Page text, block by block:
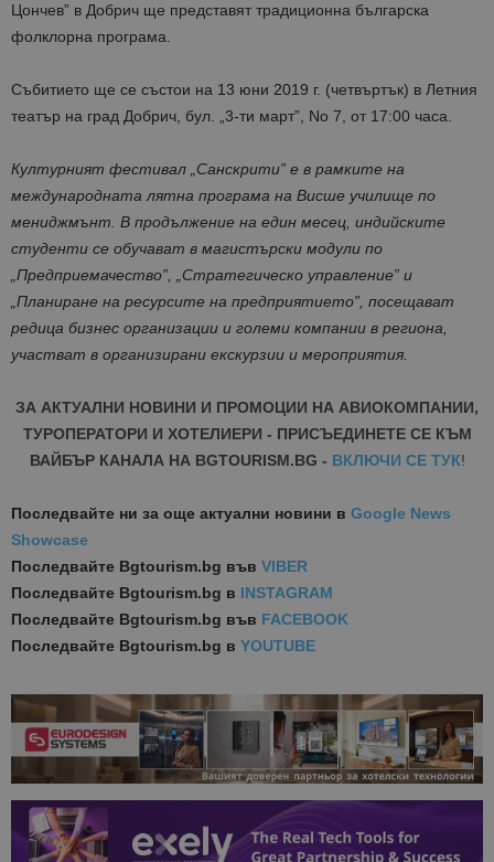
Цончев” в Добрич ще представят традиционна българска
фолклорна програма.
Събитието ще се състои на 13 юни 2019 г. (четвъртък) в Летния
театър на град Добрич, бул. „3-ти март”, No 7, от 17:00 часа.
Културният фестивал „Санскрити” е в рамките на
международната лятна програма на Висше училище по
мениджмънт. В продължение на един месец, индийските
студенти се обучават в магистърски модули по
„Предприемачество”, „Стратегическо управление” и
„Планиране на ресурсите на предприятието”, посещават
редица бизнес организации и големи компании в региона,
участват в организирани екскурзии и мероприятия.
ЗА АКТУАЛНИ НОВИНИ И ПРОМОЦИИ НА АВИОКОМПАНИИ,
ТУРОПЕРАТОРИ И ХОТЕЛИЕРИ - ПРИСЪЕДИНЕТЕ СЕ КЪМ
ВАЙБЪР КАНАЛА НА BGTOURISM.BG - ВКЛЮЧИ СЕ ТУК!
Последвайте ни за още актуални новини в Google News
Showcase
Последвайте Bgtourism.bg във VIBER
Последвайте Bgtourism.bg в INSTAGRAM
Последвайте Bgtourism.bg във FACEBOOK
Последвайте Bgtourism.bg в YOUTUBE